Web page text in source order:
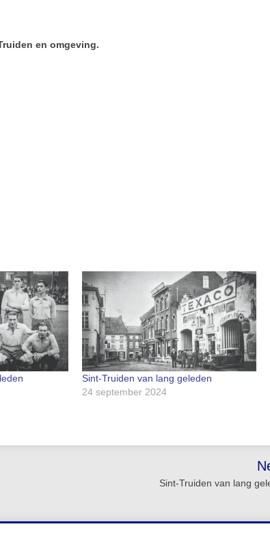
en omgeving.
Sint-Truiden van lang geleden
24 september 2024
Sint-Truiden van lang